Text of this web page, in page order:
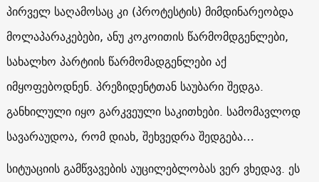
პირველ საღამოსაც კი (პროტესტის) მიმდინარეობდა
მოლაპარაკებები, ანუ კოკოითის წარმომდგენლები,
სახალხო პარტიის წარმომადგენლები აქ
იმყოფებოდნენ. პრეზიდენტთან საუბარი შედგა.
განხილული იყო გარკვეული საკითხები. სამომავლოდ
სავარაუდოა, რომ დიახ, შეხვედრა შედგება…
სიტუაციის გამწვავების აუცილებლობას ვერ ვხედავ. ეს